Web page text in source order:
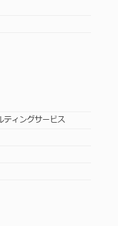
ティングサービス